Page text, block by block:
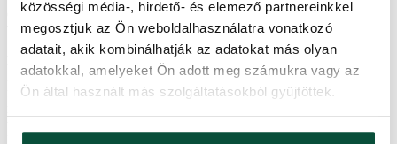
közösségi média-, hirdető- és elemező partnereinkkel
megosztjuk az Ön weboldalhasználatra vonatkozó
adatait, akik kombinálhatják az adatokat más olyan
adatokkal, amelyeket Ön adott meg számukra vagy az
Ön által használt más szolgáltatásokból gyűjtöttek.
Összetétel: természetes újrahasznosítható papír
Tömeg: 25g
FIGYELMEZTETÉS
: BŐR- ÉS SZEMIRRITÁLÓ HATÁSÚ.
Kerülje a szemmel és a bőrrel való érintkezést. Ha szemirritáció lép
fel, 15 percen át mossa vízzel a szemét. Ha bőrirritáció lép fel,